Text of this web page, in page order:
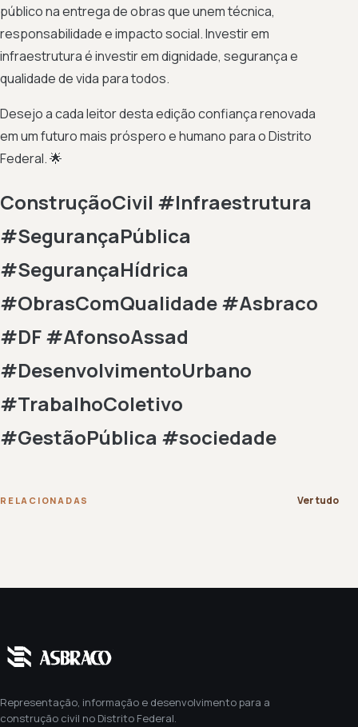
público na entrega de obras que unem técnica,
responsabilidade e impacto social. Investir em
infraestrutura é investir em dignidade, segurança e
qualidade de vida para todos.
Desejo a cada leitor desta edição confiança renovada
em um futuro mais próspero e humano para o Distrito
Federal. 🌟
ConstruçãoCivil #Infraestrutura
#SegurançaPública
#SegurançaHídrica
#ObrasComQualidade #Asbraco
#DF #AfonsoAssad
#DesenvolvimentoUrbano
#TrabalhoColetivo
#GestãoPública #sociedade
RELACIONADAS Ver tudo
Representação, informação e desenvolvimento para a
construção civil no Distrito Federal.